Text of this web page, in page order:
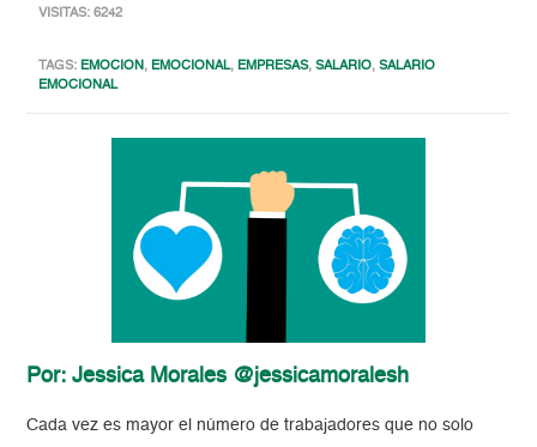
VISITAS: 6242
TAGS: EMOCION, EMOCIONAL, EMPRESAS,SALARIO,SALARIO
EMOCIONAL
Por: Jessica Morales @jessicamoralesh
Cada vez es mayor el número de trabajadores que no solo